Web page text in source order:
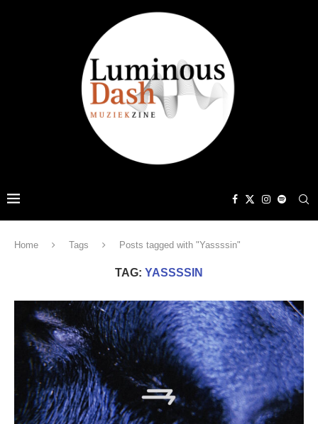
Home Tags Posts tagged with "Yassssin"
TAG: YASSSSIN